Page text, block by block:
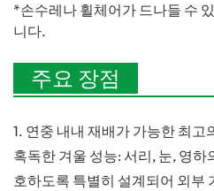
*손수레나 휠체어가 드나들 수
니다.
주요 장점
1. 연중 내내 재배가 가능한 최고
혹독한 겨울 성능: 서리, 눈, 영
호하도록 특별히 설계되어 외부